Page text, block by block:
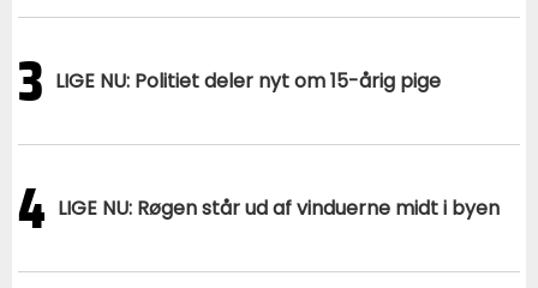
3 LIGE NU: Politiet deler nyt om 15-årig pige
4 LIGE NU: Røgen står ud af vinduerne midt i byen